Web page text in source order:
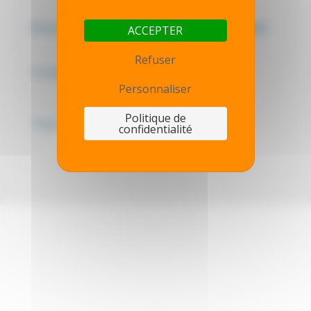
Mentions légales - Politique de confidentialité
ACCEPTER
Refuser
Personnaliser
Politique de
confidentialité